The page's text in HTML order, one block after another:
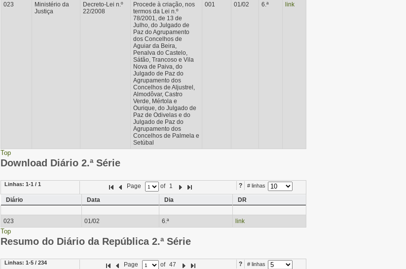
023
Ministério da
Justiça
Decreto-Lei n.º
22/2008
Procede à criação, nos
termos da Lei n.º
78/2001, de 13 de
Julho, do Julgado de
Paz do Agrupamento
dos Concelhos de
Aguiar da Beira,
Penalva do Castelo,
Sátão, Trancoso e Vila
Nova de Paiva, do
Julgado de Paz do
Agrupamento dos
Concelhos de Aljustrel,
Almodôvar, Castro
Verde, Mértola e
Ourique, do Julgado de
Paz de Odivelas e do
Julgado de Paz do
Agrupamento dos
Concelhos de Palmela e
Setúbal
001 01/02 6.ª link
Top
Download Diário 2.ª Série
Linhas: 1-1 / 1 ? # linhas
Page of 1
Diário
Data Dia DR
023 01/02 6.ª link
Top
Resumo do Diário da República 2.ª Série
Linhas: 1-5 / 234 ? # linhas
Page of 47